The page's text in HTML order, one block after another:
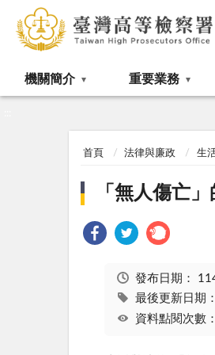
機關簡介 重要業務
首頁 法律與廉政 生
「無人傷亡
發布日期：
最後更新日期
資料點閱次數